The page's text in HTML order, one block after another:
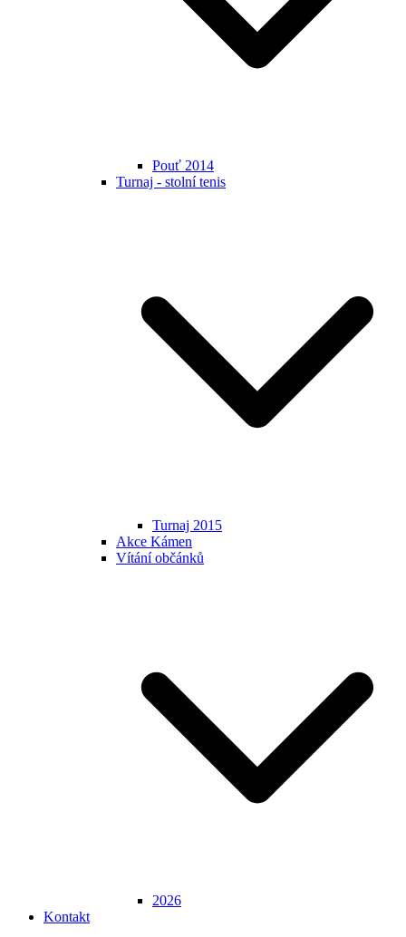
Pouť 2014
Turnaj - stolní tenis
Turnaj 2015
Akce Kámen
Vítání občánků
2026
Kontakt